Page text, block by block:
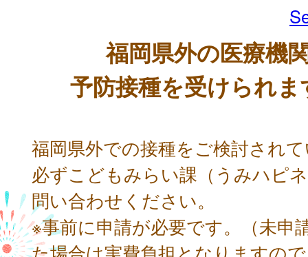
福岡県外の医療機
予防接種を受けられ
福岡県外での接種をご検討され
必ずこどもみらい課（うみハピ
問い合わせください。
※事前に申請が必要です。（未申
た場合は実費負担となりますの